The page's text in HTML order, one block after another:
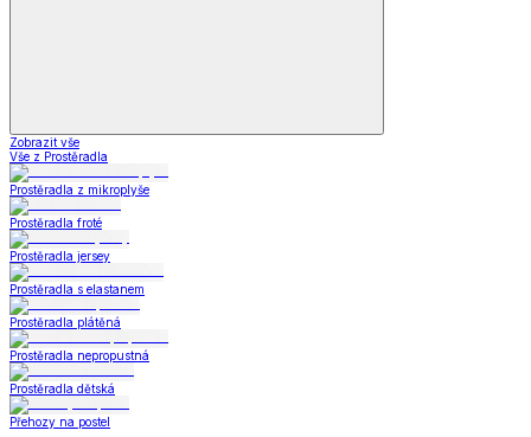
Zobrazit vše
Vše z Prostěradla
Prostěradla z mikroplyše
Prostěradla froté
Prostěradla jersey
Prostěradla s elastanem
Prostěradla plátěná
Prostěradla nepropustná
Prostěradla dětská
Přehozy na postel